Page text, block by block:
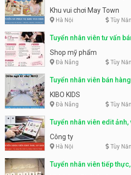
động
Khu vui chơi May Town
Hà Nội Tùy
Tuyển nhân viên tư vấn
Shop mỹ phẩm
Đà Nẵng Tùy
Tuyển nhân viên bán
KIBO KIDS
Đà Nẵng Tùy
Tuyển nhân viên edit
Công ty
Hà Nội Tùy
Tuyển nhân viên tiếp